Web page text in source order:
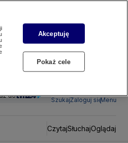
do
SzukajZaloguj sięMenu
CzytajSłuchajOglądaj
Akceptuję
Pokaż cele